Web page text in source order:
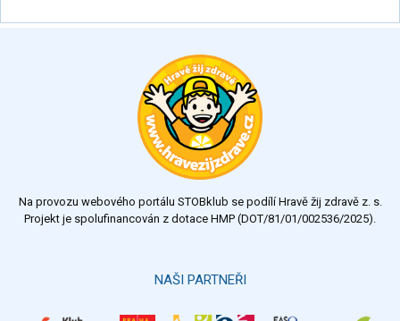
Na provozu webového portálu STOBklub se podílí Hravě žij zdravě z. s.
Projekt je spolufinancován z dotace HMP (DOT/81/01/002536/2025).
NAŠI PARTNEŘI